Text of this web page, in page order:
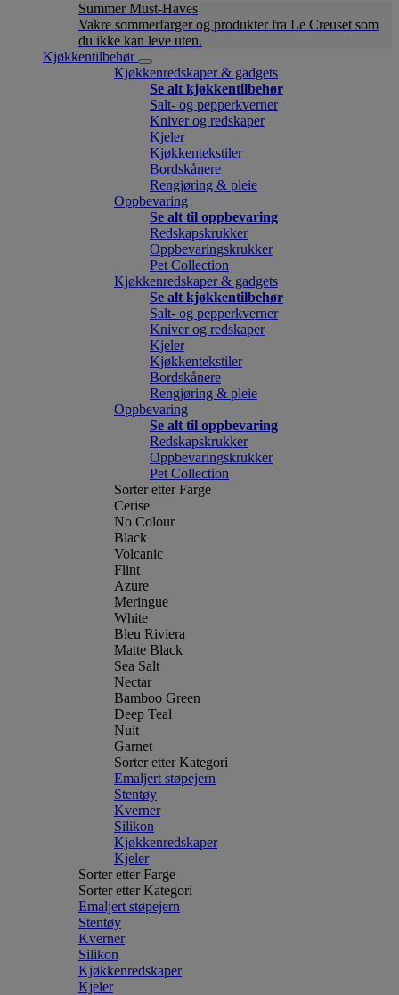
Summer Must-Haves
Vakre sommerfarger og produkter fra Le Creuset som
du ikke kan leve uten.
Kjøkkentilbehør
Kjøkkenredskaper & gadgets
Se alt kjøkkentilbehør
Salt- og pepperkverner
Kniver og redskaper
Kjeler
Kjøkkentekstiler
Bordskånere
Rengjøring & pleie
Oppbevaring
Se alt til oppbevaring
Redskapskrukker
Oppbevaringskrukker
Pet Collection
Kjøkkenredskaper & gadgets
Se alt kjøkkentilbehør
Salt- og pepperkverner
Kniver og redskaper
Kjeler
Kjøkkentekstiler
Bordskånere
Rengjøring & pleie
Oppbevaring
Se alt til oppbevaring
Redskapskrukker
Oppbevaringskrukker
Pet Collection
Sorter etter Farge
Cerise
No Colour
Black
Volcanic
Flint
Azure
Meringue
White
Bleu Riviera
Matte Black
Sea Salt
Nectar
Bamboo Green
Deep Teal
Nuit
Garnet
Sorter etter Kategori
Emaljert støpejern
Stentøy
Kverner
Silikon
Kjøkkenredskaper
Kjeler
Sorter etter Farge
Sorter etter Kategori
Emaljert støpejern
Stentøy
Kverner
Silikon
Kjøkkenredskaper
Kjeler